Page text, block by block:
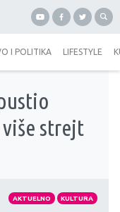
I POLITIKA LIFESTYLE
više strejt
AKTUELNO KULTURA